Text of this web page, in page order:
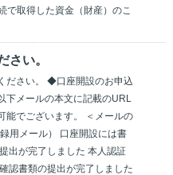
で取得した資金（財産）のこ
さい。
ださい。 ◆口座開設のお申込
下メールの本文に記載のURL
能でございます。 ＜メールの
用メール） 口座開設には書
出が完了しました 本人認証
認書類の提出が完了しました